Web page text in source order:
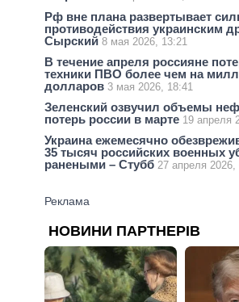
Рф вне плана развертывает
противодействия украинским
Сырский 8 мая 2026, 13:21
В течение апреля россияне
техники ПВО более чем на
долларов 3 мая 2026, 18:41
Зеленский озвучил объемы
потерь россии в марте 19 апреля
Украина ежемесячно
35 тысяч российских военных
ранеными – Стубб 27 апреля 2026,